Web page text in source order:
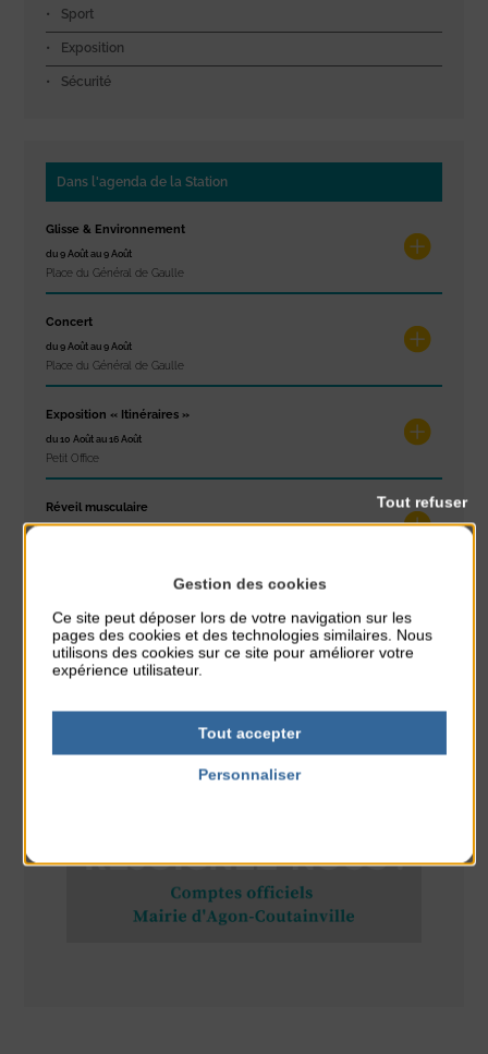
Sport
Exposition
Sécurité
Dans l'agenda de la Station
Glisse & Environnement
du 9 Août au 9 Août
Place du Général de Gaulle
Concert
du 9 Août au 9 Août
Place du Général de Gaulle
Exposition « Itinéraires »
du 10 Août au 16 Août
Petit Office
Réveil musculaire
du 10 Août au 14 Août
Plage du passous
RÉSEAUX SOCIAUX
Gestion des cookies
Ce site peut déposer lors de votre navigation sur les
pages des cookies et des technologies similaires. Nous
utilisons des cookies sur ce site pour améliorer votre
expérience utilisateur.
Tout accepter
Tout refuser
Personnaliser